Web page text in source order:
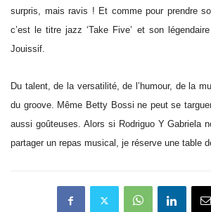
surpris, mais ravis ! Et comme pour prendre
c’est le titre jazz ‘Take Five’ et son
Jouissif.
Du talent, de la versatilité, de l’humour, de la
du groove. Même Betty Bossi ne peut se
aussi goûteuses. Alors si Rodriguo Y Gabriela
partager un repas musical, je réserve une table